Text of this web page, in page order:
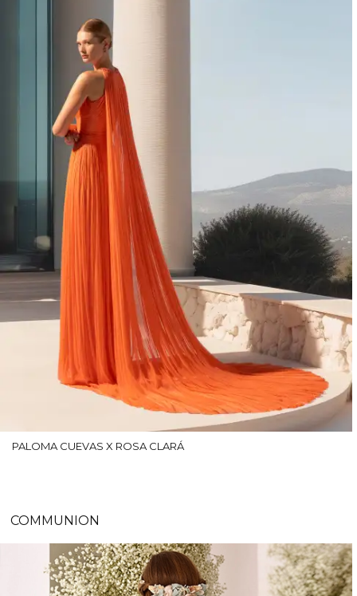
PALOMA CUEVAS X ROSA CLARÁ
COMMUNION